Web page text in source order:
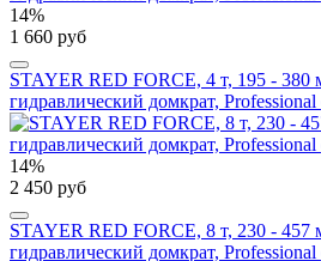
14%
1 660 руб
STAYER RED FORCE, 4 т, 195 -
гидравлический домкрат,
14%
2 450 руб
STAYER RED FORCE, 8 т, 230 -
гидравлический домкрат,